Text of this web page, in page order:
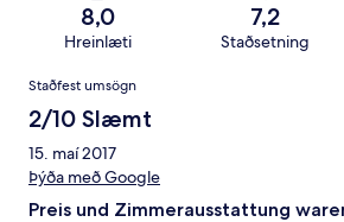
8,0
Hreinlæti
7,2
Staðsetning
Umsagnir
Staðfest umsögn
2/10 Slæmt
15. maí 2017
Þýða með Google
Preis und Zimmerausstattung